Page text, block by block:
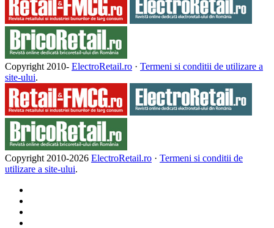
Copyright 2010- ElectroRetail.ro · Termeni si conditii de utilizare a
site-ului.
Copyright 2010-2026 ElectroRetail.ro · Termeni si conditii de
utilizare a site-ului.